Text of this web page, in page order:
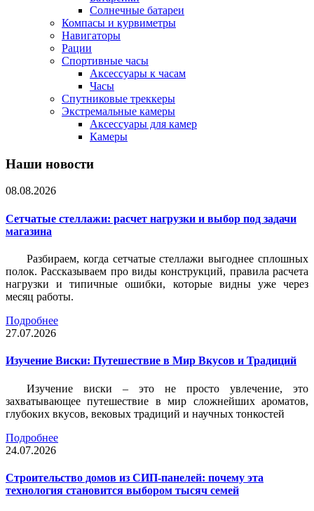
Солнечные батареи
Компасы и курвиметры
Навигаторы
Рации
Спортивные часы
Аксессуары к часам
Часы
Спутниковые треккеры
Экстремальные камеры
Аксессуары для камер
Камеры
Наши новости
08.08.2026
Сетчатые стеллажи: расчет нагрузки и выбор под задачи
магазина
Разбираем, когда сетчатые стеллажи выгоднее сплошных
полок. Рассказываем про виды конструкций, правила расчета
нагрузки и типичные ошибки, которые видны уже через
месяц работы.
Подробнее
27.07.2026
Изучение Виски: Путешествие в Мир Вкусов и Традиций
Изучение виски – это не просто увлечение, это
захватывающее путешествие в мир сложнейших ароматов,
глубоких вкусов, вековых традиций и научных тонкостей
Подробнее
24.07.2026
Строительство домов из СИП-панелей: почему эта
технология становится выбором тысяч семей